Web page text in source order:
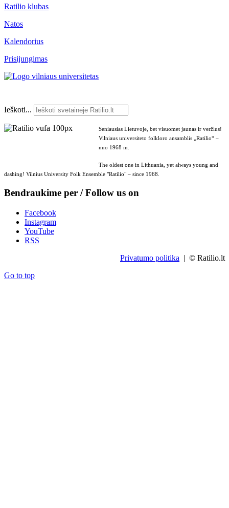
Ratilio klubas
Natos
Kalendorius
Prisijungimas
Ieškoti...
Seniausias Lietuvoje, bet visuomet jaunas ir veržlus!
Vilniaus universiteto folkloro ansamblis „Ratilio“ –
nuo 1968 m.
The oldest one in Lithuania, yet always young and
dashing! Vilnius University Folk Ensemble "Ratilio" – since 1968.
Bendraukime per / Follow us on
Facebook
Instagram
YouTube
RSS
Privatumo politika | © Ratilio.lt
Go to top